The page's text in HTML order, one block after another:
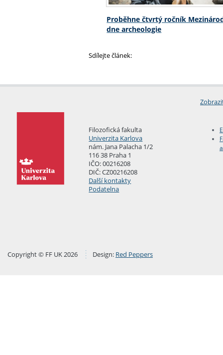
Proběhne čtvrtý ročník
dne archeologie
Sdílejte článek:
Filozofická fakulta
Univerzita Karlova
nám. Jana Palacha 1/2
116 38 Praha 1
IČO: 00216208
DIČ: CZ00216208
Další kontakty
Podatelna
Copyright © FF UK 2026 Design: Red Peppers